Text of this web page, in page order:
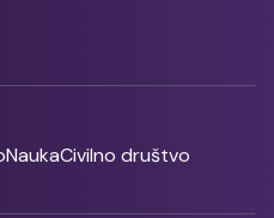
NaukaCivilno društvo